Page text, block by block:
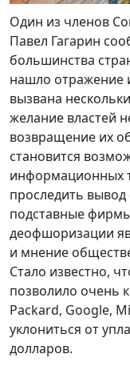
Один из членов
Павел Гагарин
большинства
нашло отражение
вызвана
желание властей
возвращение их
становится
информационных
проследить вывод
подставные
деофшоризации
и мнение
Стало известно,
позволило очень
Packard, Google,
уклониться от
долларов.